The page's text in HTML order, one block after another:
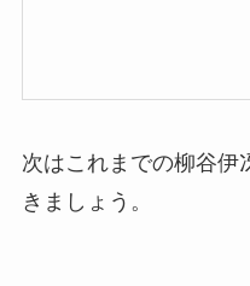
次はこれまでの柳谷伊
きましょう。